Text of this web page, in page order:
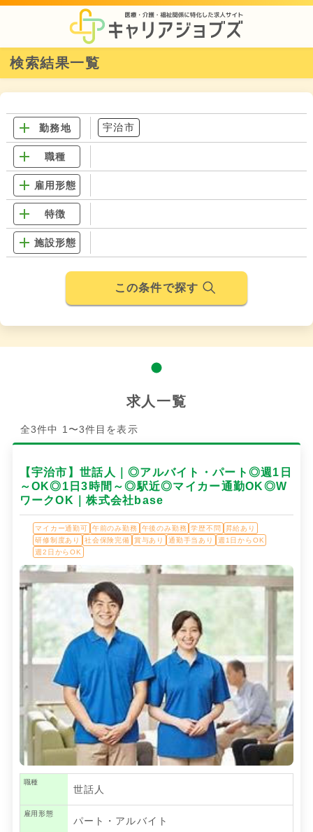
検索結果一覧
勤務地 宇治市
職種
雇用形態
特徴
施設形態
この条件で探す
求人一覧
全3件中 1〜3件目を表示
【宇治市】世話人｜◎アルバイト・パート◎週1日
～OK◎1日3時間～◎駅近◎マイカー通勤OK◎W
ワークOK｜株式会社base
マイカー通勤可 午前のみ勤務 午後のみ勤務 学歴不問
昇給あり
研修制度あり
社会保険完備 賞与あり 通勤手当あり
週1日からOK
週2日からOK
職種
世話人
雇用形態
パート・アルバイト